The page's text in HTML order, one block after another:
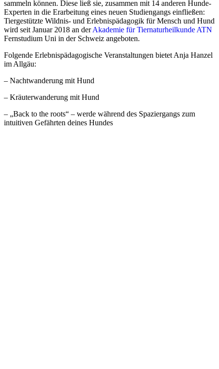
sammeln können. Diese ließ sie, zusammen mit 14 anderen Hunde-
Experten in die Erarbeitung eines neuen Studiengangs einfließen:
Tiergestützte Wildnis- und Erlebnispädagogik für Mensch und Hund
wird seit Januar 2018 an derAkademie für Tiernaturheilkunde ATN
Fernstudium Uni in der Schweiz angeboten.
Folgende Erlebnispädagogische Veranstaltungen bietet Anja Hanzel
im Allgäu:
– Nachtwanderung mit Hund
– Kräuterwanderung mit Hund
– „Back to the roots“ – werde während des Spaziergangs zum
intuitiven Gefährten deines Hundes